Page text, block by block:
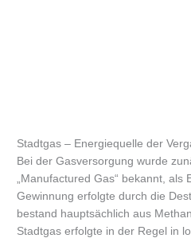
Stadtgas – Energiequelle der
Bei der Gasversorgung wurde
„Manufactured Gas“ bekannt,
Gewinnung erfolgte durch die
bestand hauptsächlich aus
Stadtgas erfolgte in der Regel in